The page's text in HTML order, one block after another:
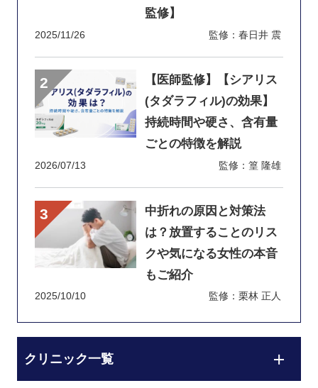
監修】
2025/11/26 監修：春日井 震
【医師監修】【シアリス
(タダラフィル)の効果】
持続時間や硬さ、含有量
ごとの特徴を解説
2026/07/13 監修：篁 隆雄
中折れの原因と対策法
は？放置することのリス
クや気になる女性の本音
もご紹介
2025/10/10 監修：栗林 正人
クリニック一覧